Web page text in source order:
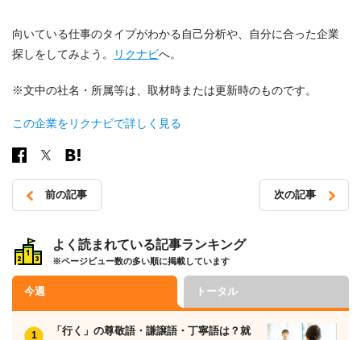
向いている仕事のタイプがわかる自己分析や、自分に合った企業
探しをしてみよう。
リクナビへ。
※文中の社名・所属等は、取材時または更新時のものです。
この企業をリクナビで詳しく見る
稿
ナ
ビ
ゲ
ー
前の記事 次の記事
よく読まれている記事ランキング
※ページビュー数の多い順に掲載しています
今週 トータル
「行く」の尊敬語・謙譲語・丁寧語は？就